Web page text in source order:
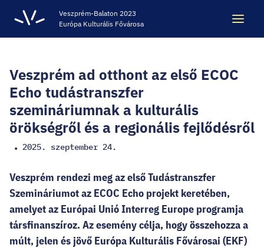
Veszprém-Balaton 2023
Európa Kulturális Fővárosa
Keresés
ÖRÖKSÉG
VESZPRÉM-BALATON 2023 EKF
CODE - DIGITÁLIS ÉLMÉNYKÖZPONT
VÁRBÖRTÖN LÁTOGATÓKÖZPONT
Veszprém ad otthont az első ECOC
Echo tudástranszfer
szemináriumnak a kulturális
örökségről és a regionális fejlődésről
• 2025. szeptember 24.
Veszprém rendezi meg az első Tudástranszfer
Szemináriumot az ECOC Echo projekt keretében,
amelyet az Európai Unió Interreg Europe programja
társfinanszíroz. Az esemény célja, hogy összehozza a
múlt, jelen és jövő Európa Kulturális Fővárosai (EKF)